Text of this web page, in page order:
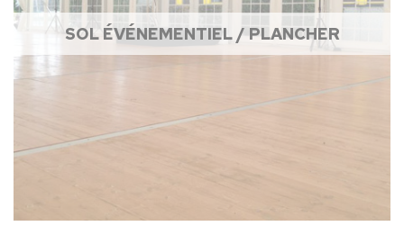
SOL ÉVÉNEMENTIEL / PLANCHER